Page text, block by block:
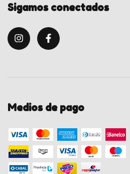
Sigamos conectados
Medios de pago